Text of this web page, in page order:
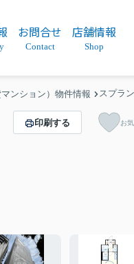
お問合せ
Contact
店舗情報
Shop
ンション）物件情報 スプラ
印刷する お